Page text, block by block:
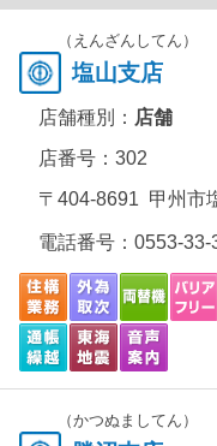
（えんざんしてん）
塩山支店
店舗種別： 店舗
店番号：302
〒404-8691 甲州市
電話番号： 0553-33-
（かつぬましてん）